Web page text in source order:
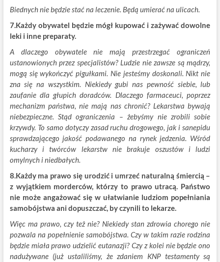
Biednych nie będzie stać na leczenie. Będą umierać na ulicach.
7.Każdy obywatel będzie mógł kupować i zażywać dowolne
leki i inne preparaty.
A dlaczego obywatele nie mają przestrzegać ograniczeń
ustanowionych przez specjalistów? Ludzie nie zawsze są mądrzy,
mogą się wykończyć pigułkami. Nie jesteśmy doskonali. Nikt nie
zna się na wszystkim. Niekiedy gubi nas pewność siebie, lub
zaufanie dla głupich doradców. Dlaczego farmaceuci, poprzez
mechanizm państwa, nie mają nas chronić? Lekarstwa bywają
niebezpieczne. Stąd ograniczenia – żebyśmy nie zrobili sobie
krzywdy. To samo dotyczy zasad ruchu drogowego, jak i sanepidu
sprawdzającego jakość podawanego na rynek jedzenia. Wśród
kucharzy i twórców lekarstw nie brakuje oszustów i ludzi
omylnych i niedbałych.
8.Każdy ma prawo się urodzić i umrzeć naturalną śmiercią –
z wyjątkiem morderców, którzy to prawo utracą. Państwo
nie może angażować się w ułatwianie ludziom popełniania
samobójstwa ani dopuszczać, by czynili to lekarze.
Więc ma prawo, czy też nie? Niekiedy stan zdrowia chorego nie
pozwala na popełnienie samobójstwa. Czy w takim razie rodzina
będzie miała prawo udzielić eutanazji? Czy z kolei nie będzie ono
nadużywane (już ustaliliśmy, że zdaniem KNP testamenty są